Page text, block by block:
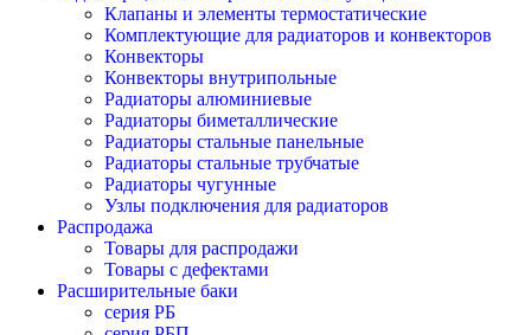
Клапаны и элементы термостатические
Комплектующие для радиаторов и конвекторов
Конвекторы
Конвекторы внутрипольные
Радиаторы алюминиевые
Радиаторы биметаллические
Радиаторы стальные панельные
Радиаторы стальные трубчатые
Радиаторы чугунные
Узлы подключения для радиаторов
Распродажа
Товары для распродажи
Товары с дефектами
Расширительные баки
серия РБ